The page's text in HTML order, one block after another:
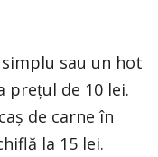
sau un hot
prețul de 10 lei.
de carne în
la 15 lei.